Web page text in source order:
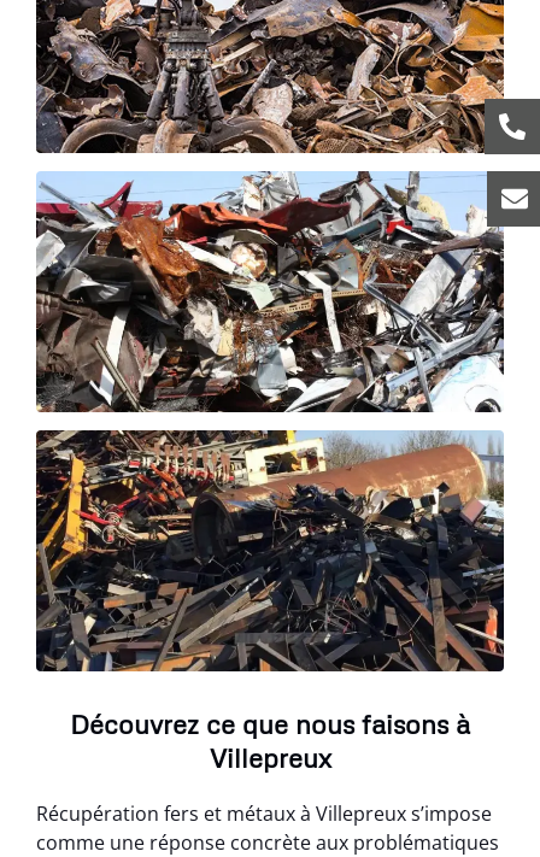
Découvrez ce que nous faisons à
Villepreux
Récupération fers et métaux à Villepreux s’impose
comme une réponse concrète aux problématiques